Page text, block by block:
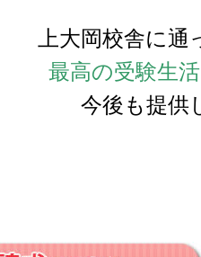
上大岡校舎に
最高の受験生
今後も提供